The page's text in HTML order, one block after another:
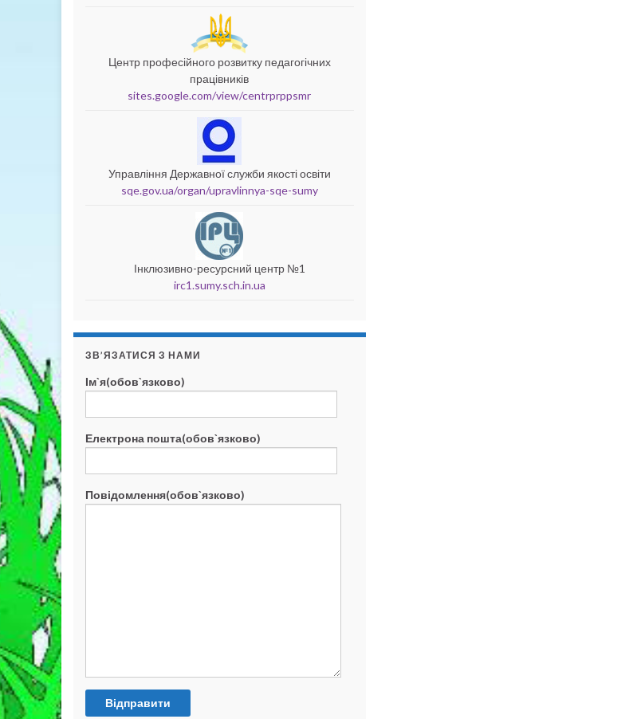
Центр професійного розвитку педагогічних
працівників
sites.google.com/view/centrprppsmr
Управління Державної служби якості освіти
sqe.gov.ua/organ/upravlinnya-sqe-sumy
Інклюзивно-ресурсний центр №1
irc1.sumy.sch.in.ua
ЗВ’ЯЗАТИСЯ З НАМИ
Ім`я(обов`язково)
Електрона пошта(обов`язково)
Повідомлення(обов`язково)